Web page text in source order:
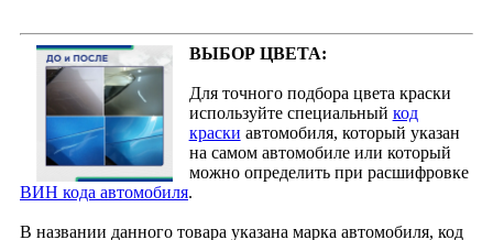
ВЫБОР ЦВЕТА:
Для точного подбора цвета краски
используйте специальный код
краски автомобиля, который указан
на самом автомобиле или который
можно определить при расшифровке
ВИН кода автомобиля.
В названии данного товара указана марка автомобиля, код